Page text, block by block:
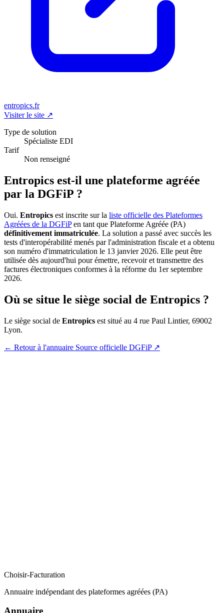
entropics.fr
Visiter le site ↗
Type de solution
Spécialiste EDI
Tarif
Non renseigné
Entropics est-il une plateforme agréée
par la DGFiP ?
Oui. Entropics est inscrite sur la liste officielle des Plateformes
Agréées de la DGFiPen tant que Plateforme Agréée (PA)
définitivement immatriculée. La solution a passé avec succès les
tests d'interopérabilité menés par l'administration fiscale et a obtenu
son numéro d'immatriculation le 13 janvier 2026. Elle peut être
utilisée dès aujourd'hui pour émettre, recevoir et transmettre des
factures électroniques conformes à la réforme du 1er septembre
2026.
Où se situe le siège social de Entropics ?
Le siège social de Entropics est situé au 4 rue Paul Lintier, 69002
Lyon.
← Retour à l'annuaire Source officielle DGFiP ↗
Choisir-Facturation
Annuaire indépendant des plateformes agréées (PA)
Annuaire